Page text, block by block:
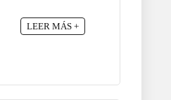
LEER MÁS +